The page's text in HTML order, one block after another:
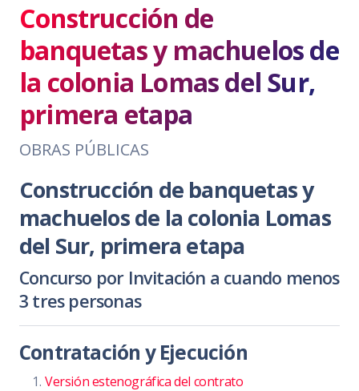
Construcción de
banquetas y machuelos de
la colonia Lomas del Sur,
primera etapa
OBRAS PÚBLICAS
Construcción de banquetas y
machuelos de la colonia Lomas
del Sur, primera etapa
Concurso por Invitación a cuando menos
3 tres personas
Contratación y Ejecución
Versión estenográfica del contrato